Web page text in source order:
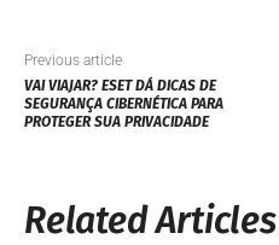
Previous article
VAI VIAJAR? ESET DÁ DICAS DE
SEGURANÇA CIBERNÉTICA PARA
PROTEGER SUA PRIVACIDADE
Related Articles